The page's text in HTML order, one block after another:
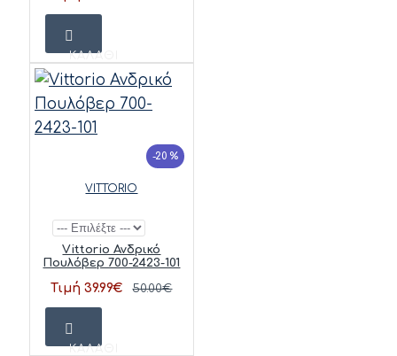
ΚΑΛΆΘΙ
-20 %
VITTORIO
Vittorio Ανδρικό
Πουλόβερ 700-2423-101
Τιμή 39.99€ 50.00€
ΚΑΛΆΘΙ